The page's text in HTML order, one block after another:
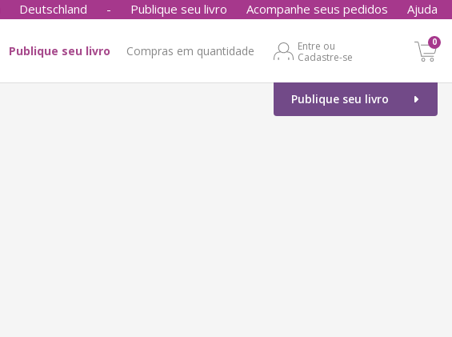
Deutschland - Publique seu livro Acompanhe seus pedidos Ajuda
Publique seu livro Compras em quantidade
Entre ou
Cadastre-se
0
Publique seu livro